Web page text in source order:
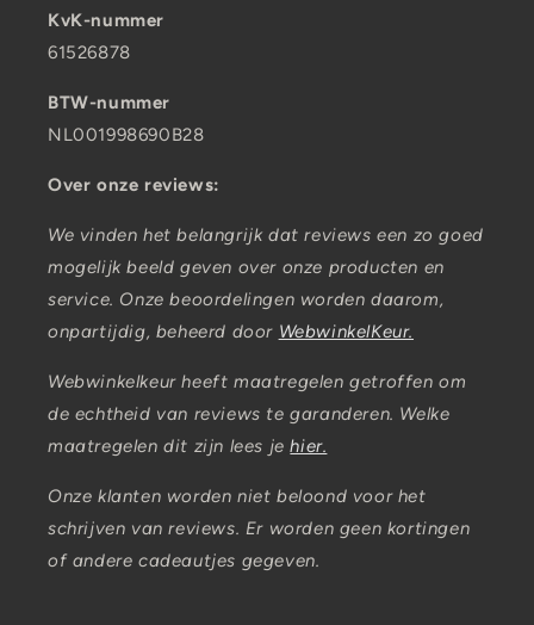
KvK-nummer
61526878
BTW-nummer
NL001998690B28
Over onze reviews:
We vinden het belangrijk dat reviews een zo goed
mogelijk beeld geven over onze producten en
service. Onze beoordelingen worden daarom,
onpartijdig, beheerd door WebwinkelKeur.
Webwinkelkeur heeft maatregelen getroffen om
de echtheid van reviews te garanderen. Welke
maatregelen dit zijn lees jehier.
Onze klanten worden niet beloond voor het
schrijven van reviews. Er worden geen kortingen
of andere cadeautjes gegeven.